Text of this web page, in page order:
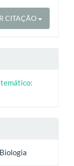
CITAÇÃO